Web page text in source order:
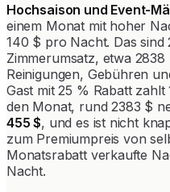
Hochsaison und Event-
einem Monat mit hoher
140 $ pro Nacht. Das
Zimmerumsatz, etwa
Reinigungen, Gebühren
Gast mit 25 % Rabatt
den Monat, rund 2383 $
455 $, und es ist nicht
zum Premiumpreis von
Monatsrabatt verkaufte
Nacht.